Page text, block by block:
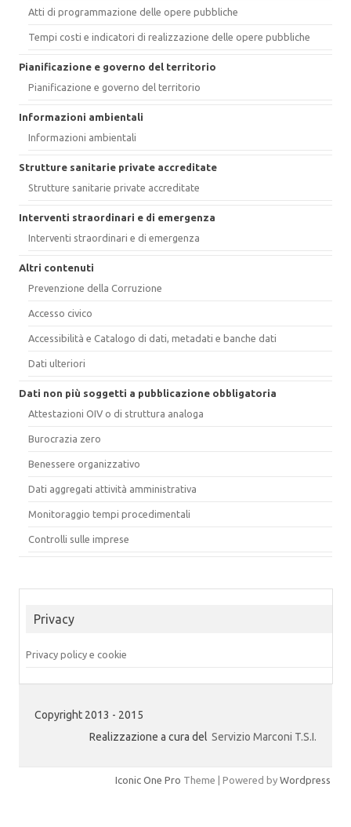
Atti di programmazione delle opere pubbliche
Tempi costi e indicatori di realizzazione delle opere pubbliche
Pianificazione e governo del territorio
Pianificazione e governo del territorio
Informazioni ambientali
Informazioni ambientali
Strutture sanitarie private accreditate
Strutture sanitarie private accreditate
Interventi straordinari e di emergenza
Interventi straordinari e di emergenza
Altri contenuti
Prevenzione della Corruzione
Accesso civico
Accessibilità e Catalogo di dati, metadati e banche dati
Dati ulteriori
Dati non più soggetti a pubblicazione obbligatoria
Attestazioni OIV o di struttura analoga
Burocrazia zero
Benessere organizzativo
Dati aggregati attività amministrativa
Monitoraggio tempi procedimentali
Controlli sulle imprese
Privacy
Privacy policy e cookie
Copyright 2013 - 2015
Realizzazione a cura del Servizio Marconi T.S.I.
Iconic One Pro Theme | Powered by Wordpress